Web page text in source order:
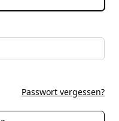
Passwort vergessen?